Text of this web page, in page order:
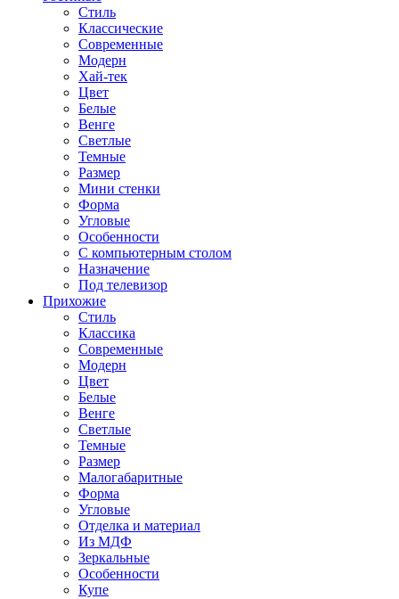
Стиль
Классические
Современные
Модерн
Хай-тек
Цвет
Белые
Венге
Светлые
Темные
Размер
Мини стенки
Форма
Угловые
Особенности
С компьютерным столом
Назначение
Под телевизор
Прихожие
Стиль
Классика
Современные
Модерн
Цвет
Белые
Венге
Светлые
Темные
Размер
Малогабаритные
Форма
Угловые
Отделка и материал
Из МДФ
Зеркальные
Особенности
Купе